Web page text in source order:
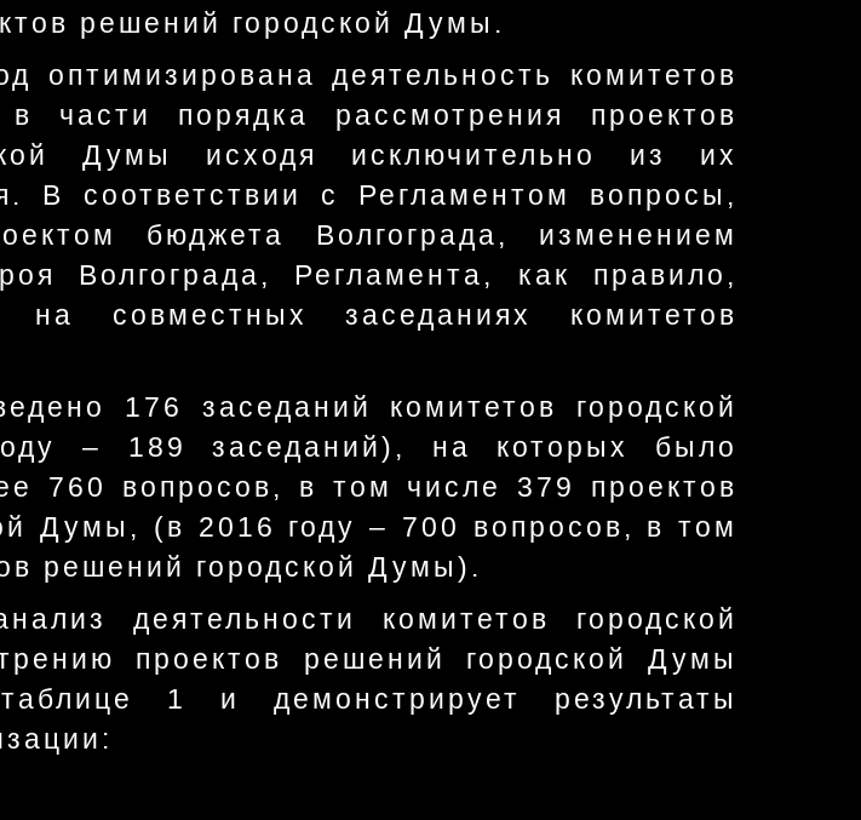
решений городской Думы.
оптимизирована деятельность комитетов
части порядка рассмотрения проектов
Думы исходя исключительно из их
В соответствии с Регламентом вопросы,
бюджета Волгограда, изменением
Волгограда, Регламента, как правило,
на совместных заседаниях комитетов
176 заседаний комитетов городской
– 189 заседаний), на которых было
760 вопросов, в том числе 379 проектов
Думы, (в 2016 году – 700 вопросов, в том
решений городской Думы).
деятельности комитетов городской
проектов решений городской Думы
1 и демонстрирует результаты